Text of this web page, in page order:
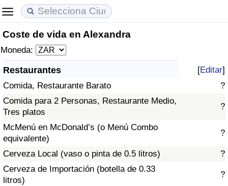
Coste de vida en Alexandra
Moneda:
Restaurantes [Editar]
Comida, Restaurante Barato
?
Comida para 2 Personas, Restaurante Medio,
Tres platos
?
McMenú en McDonald’s (o Menú Combo
equivalente)
?
Cerveza Local (vaso o pinta de 0.5 litros)
?
Cerveza de Importación (botella de 0.33
litros)
?
Coste de vida
Índice de Costo de Vida
Índice de costo de vida por país
en aqaba
Precios de las propiedades
Índice de Precios de Inmuebles
Índice de Precios de Inmuebles por País
Calidad de Vida
Índice de Calidad de Vida (Actual)
Índice de calidad de vida por país
Delincuencia
Calificación del Índice de Criminalidad
(Actual)